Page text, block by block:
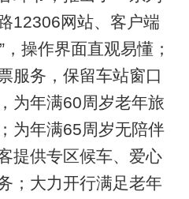
12306网站、客户端
，操作界面直观易懂；
服务，保留车站窗口
为年满60周岁老年旅
为年满65周岁无陪伴
提供专区候车、爱心
；大力开行满足老年